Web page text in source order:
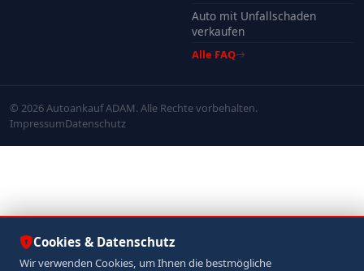
Auto mit Unfallschaden
verkaufen
Alle FAQ
© 2026 Autoankauf ADAM. Alle Rechte vorbehalten.
ImpressumDatenschutz
Cookies & Datenschutz
Wir verwenden Cookies, um Ihnen die bestmögliche